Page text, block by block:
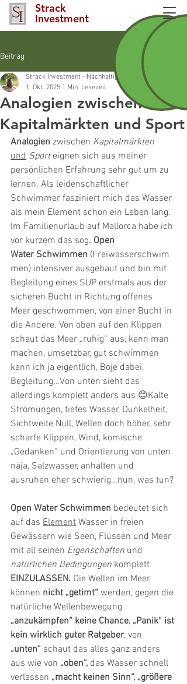
Strack
Investment
Beitrag
Analogien zwischen
Kapitalmärkten und Sport
Strack Investment - Nachhaltigkeitsberater INAF
1. Okt. 2025 1 Min. Lesezeit
Analogien zwischen Kapitalmärkten
und Sport eignen sich aus meiner
persönlichen Erfahrung sehr gut um zu
lernen. Als leidenschaftlicher
Schwimmer fasziniert mich das Wasser
als mein Element schon ein Leben lang.
Im Familienurlaub auf Mallorca habe ich
vor kurzem das sog. Open
Water Schwimmen (Freiwasserschwim
men) intensiver ausgebaut und bin mit
Begleitung eines SUP erstmals aus der
sicheren Bucht in Richtung offenes
Meer geschwommen, von einer Bucht in
die Andere. Von oben auf den Klippen
schaut das Meer „ruhig“ aus, kann man
machen, umsetzbar, gut schwimmen
kann ich ja eigentlich, Boje dabei,
Begleitung…Von unten sieht das
allerdings komplett anders aus 😊Kalte
Strömungen, tiefes Wasser, Dunkelheit,
Sichtweite Null, Wellen doch höher, sehr
scharfe Klippen, Wind, komische
„Gedanken“ und Orientierung von unten
naja, Salzwasser, anhalten und
ausruhen eher schwierig…nun, was tun?
Open Water Schwimmen bedeutet sich
auf das Element Wasser in freien
Gewässern wie Seen, Flüssen und Meer
mit all seinen Eigenschaften und
natürlichen Bedingungen komplett
EINZULASSEN. Die Wellen im Meer
können nicht „getimt“ werden, gegen die
natürliche Wellenbewegung
„anzukämpfen“ keine Chance, „Panik“ ist
kein wirklich guter Ratgeber, von
„unten“ schaut das alles ganz anders
aus wie von „oben“, das Wasser schnell
verlassen „macht keinen Sinn“, „größere